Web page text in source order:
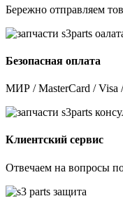
Бережно отправляем
Безопасная оплата
МИР / MasterCard / Visa
Клиентский сервис
Отвечаем на вопросы